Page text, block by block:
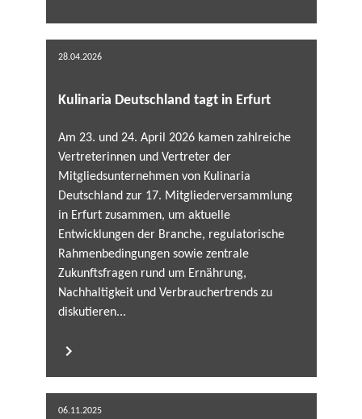
28.04.2026
Kulinaria Deutschland tagt in Erfurt
Am 23. und 24. April 2026 kamen zahlreiche
Vertreterinnen und Vertreter der
Mitgliedsunternehmen von Kulinaria
Deutschland zur 17. Mitgliederversammlung
in Erfurt zusammen, um aktuelle
Entwicklungen der Branche, regulatorische
Rahmenbedingungen sowie zentrale
Zukunftsfragen rund um Ernährung,
Nachhaltigkeit und Verbrauchertrends zu
diskutieren...
06.11.2025